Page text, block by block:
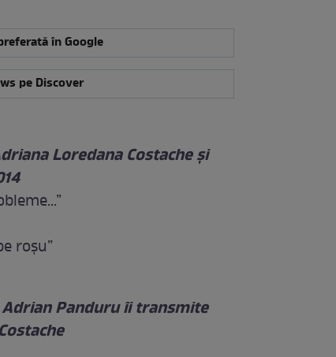
în Google
pe Discover
Loredana Costache şi
roşu”
Adrian Panduru îi transmite